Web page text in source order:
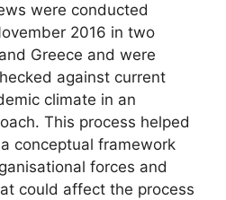
were conducted
2016 in two
Greece and were
against current
climate in an
This process helped
conceptual framework
forces and
could affect the process